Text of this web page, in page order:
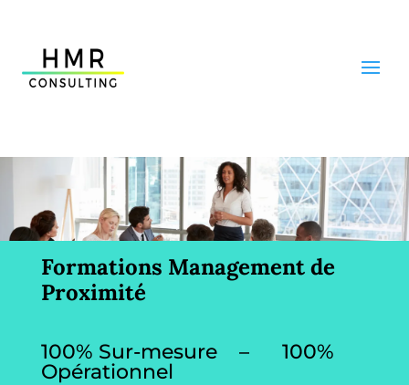
Formations Management de
Proximité
100% Sur-mesure – 100%
Opérationnel